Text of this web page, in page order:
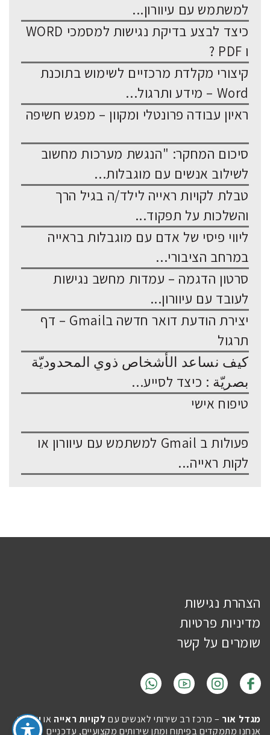
למשתמש עם עיוורון...
כיצד לבצע בדיקת נגישות למסמכי WORD
ו PDF ?
קיצורי מקלדת מרכזיים לשימוש בתוכנת
Word – מידע ותרגול...
ראיון עבודה פרונטלי ומקוון – מפגש חשיפה
סיכום המחקר: "הנגשת מערכות מחשוב
לשילוב אנשים עם מוגבלות...
טבלת לקויות ראייה לילד/ה בגיל הרך
והשלכות על תפקוד...
ליווי פיסי של אדם עם מוגבלות בראייה
במרחב הציבורי...
סרטון הדגמה – עמדות מחשב נגישות
לעובד עם עיוורון...
יצירת הודעת דואר חדשה בGmail – דף
תרגול
كيف نساعد الأشخاص ذوي المحدوديّة
بصريّة : כיצד לסייע...
טיפוח אישי
פעולות ב Gmail למשתמש עם עיוורון או
לקות ראייה...
הצהרת נגישות
מדיניות פרטיות
שומרים על קשר
מגדל אור – מרכז רב שירותי לאנשים עם לקויות ראייה אועיוורון.
אנחנו מתמקדים בפיתוח ומתן שירותים מקצועיים, עדכניים